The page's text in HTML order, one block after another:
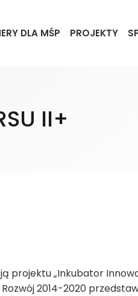
DLA MŚP PROJEKTY
II+
projektu „Inkubator
2014-2020